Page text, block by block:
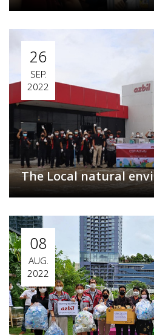
26
SEP.
2022
The Local natural
08
AUG.
2022